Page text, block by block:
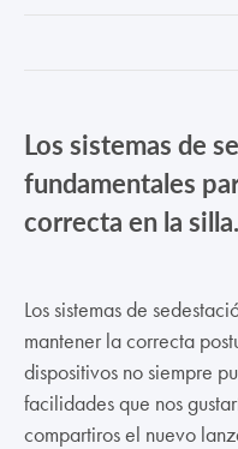
Los sistemas de
fundamentales
correcta en la
Los sistemas de
mantener la correcta
dispositivos no siempre
facilidades que nos
compartiros el nuevo